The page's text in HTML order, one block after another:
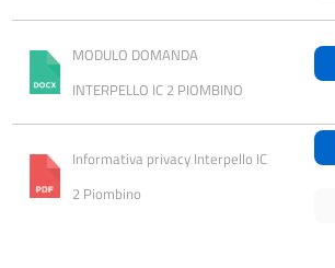
MODULO DOMANDA
INTERPELLO IC 2 PIOMBINO
Informativa privacy Interpello IC
2 Piombino